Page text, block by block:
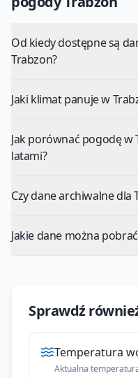
Od kiedy dostępne są
Trabzon?
Jaki klimat panuje w
Jak porównać pogodę
latami?
Czy dane archiwalne dla
Jakie dane można
Sprawdź
Temperatura
Aktualna